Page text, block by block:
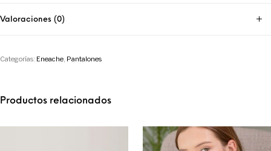
Valoraciones (0)
Categorías: Eneache, Pantalones
Productos relacionados